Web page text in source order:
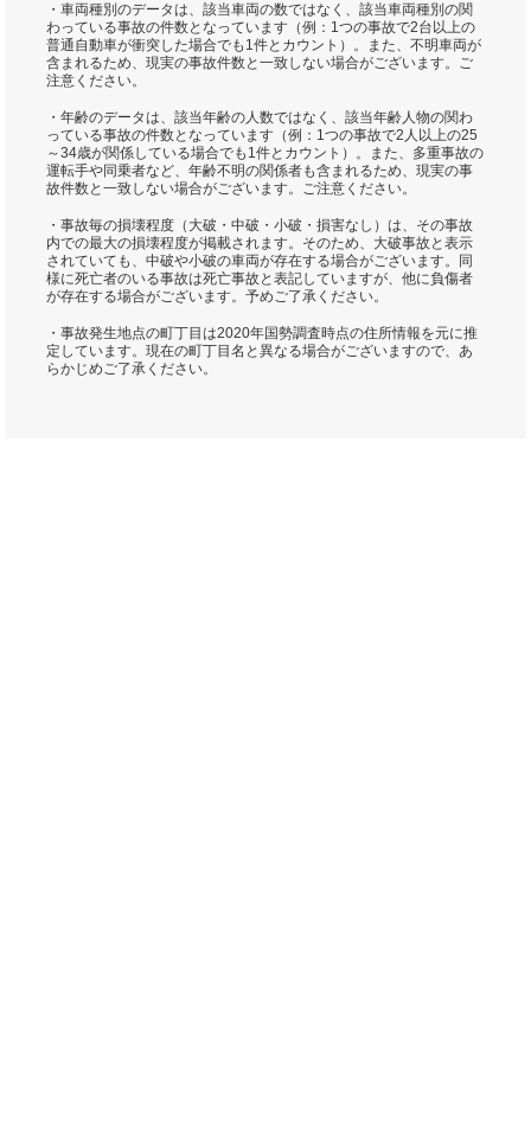
・車両種別のデータは、該当車両の数ではなく、該当車両種別の関
わっている事故の件数となっています（例：1つの事故で2台以上の
普通自動車が衝突した場合でも1件とカウント）。また、不明車両が
含まれるため、現実の事故件数と一致しない場合がございます。ご
注意ください。
・年齢のデータは、該当年齢の人数ではなく、該当年齢人物の関わ
っている事故の件数となっています（例：1つの事故で2人以上の25
～34歳が関係している場合でも1件とカウント）。また、多重事故の
運転手や同乗者など、年齢不明の関係者も含まれるため、現実の事
故件数と一致しない場合がございます。ご注意ください。
・事故毎の損壊程度（大破・中破・小破・損害なし）は、その事故
内での最大の損壊程度が掲載されます。そのため、大破事故と表示
されていても、中破や小破の車両が存在する場合がございます。同
様に死亡者のいる事故は死亡事故と表記していますが、他に負傷者
が存在する場合がございます。予めご了承ください。
・事故発生地点の町丁目は2020年国勢調査時点の住所情報を元に推
定しています。現在の町丁目名と異なる場合がございますので、あ
らかじめご了承ください。